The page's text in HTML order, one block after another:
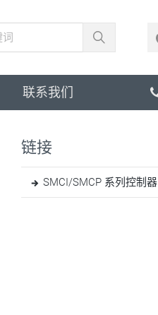
联系我们
链接
SMCI/SMCP 系列控制器